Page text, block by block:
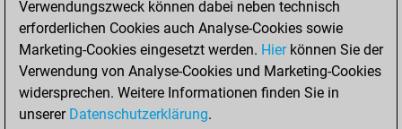
BeautyScore of 7
Fritz
You
achieved a new Elo
of 1589
You created
Verwendungszweck können dabei neben technisch
erforderlichen Cookies auch Analyse-Cookies sowie
Marketing-Cookies eingesetzt werden. Hierkönnen Sie der
Verwendung von Analyse-Cookies und Marketing-Cookies
widersprechen. Weitere Informationen finden Sie in
unserer Datenschutzerklärung.